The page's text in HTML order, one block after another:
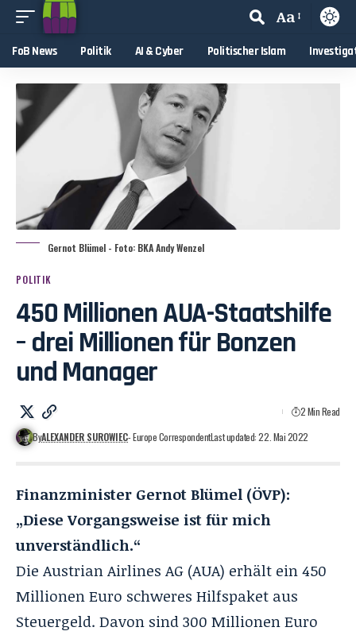
Aa
FoB News Politik AI & Cyber Politischer Islam
Gernot Blümel - Foto: BKA Andy Wenzel
POLITIK
450 Millionen AUA-Staatshilfe
– drei Millionen für Bonzen
und Manager
ByALEXANDER SUROWIEC- Europe CorrespondentLast updated: 22. Mai 2022
2 Min Read
Finanzminister Gernot Blümel (ÖVP):
„Diese Vorgangsweise ist für mich
unverständlich.“
Die Austrian Airlines AG (AUA) erhält ein 450
Millionen Euro schweres Hilfspaket aus
Steuergeld. Davon sind 300 Millionen Euro